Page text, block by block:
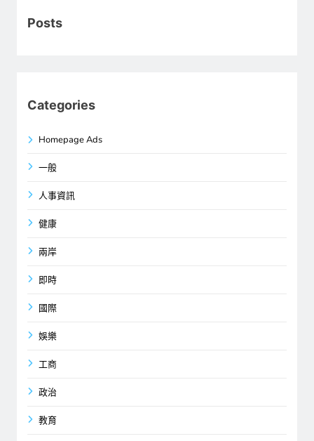
Posts
Categories
Homepage Ads
一般
人事資訊
健康
兩岸
即時
國際
娛樂
工商
政治
教育